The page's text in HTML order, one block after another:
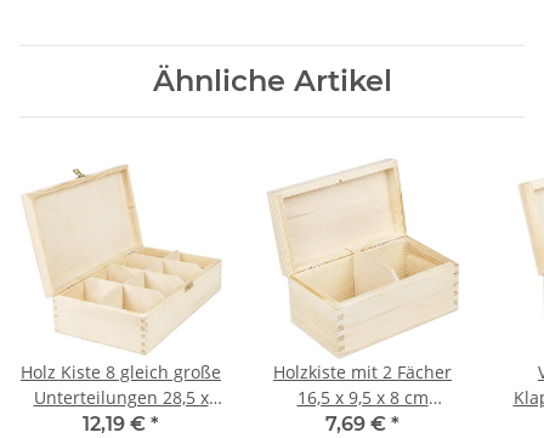
Ähnliche Artikel
Holz Kiste 8 gleich große
Unterteilungen 28,5 x
16,5 x 8 cm
12,19 € *
Holzkiste mit 2 Fächer
16,5 x 9,5 x 8 cm
Organizer, Teekiste
7,69 € *